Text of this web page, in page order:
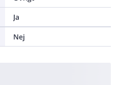
Ja
Nej